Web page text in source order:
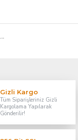
Gizli Kargo
Tüm Siparişleriniz Gizli
Kargolama Yapılarak
Gönderilir!